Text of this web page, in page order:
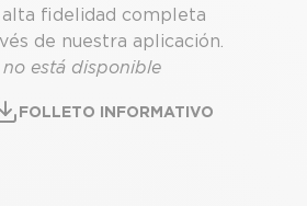
fidelidad completa
de nuestra aplicación.
está disponible
FOLLETO INFORMATIVO